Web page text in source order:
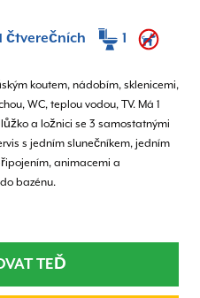
čtverečních 1
koutem, nádobím, sklenicemi,
WC, teplou vodou, TV. Má 1
a ložnici se 3 samostatnými
s jedním slunečníkem, jedním
animacemi a
bazénu.
TEĎ